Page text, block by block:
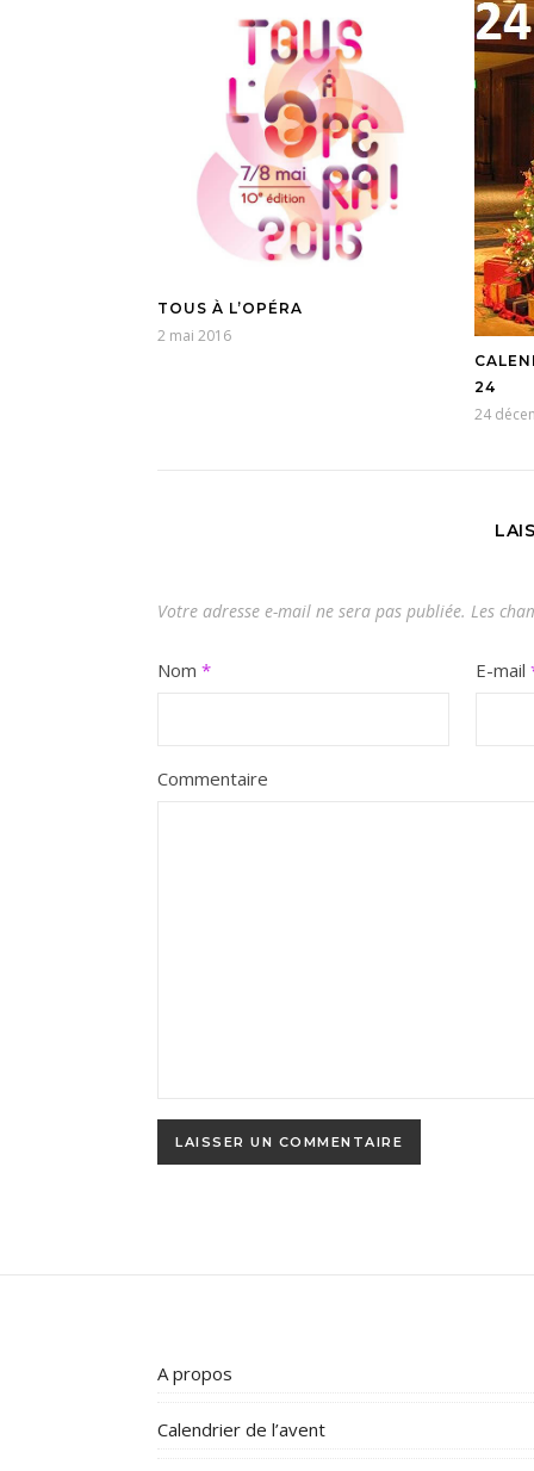
TOUS À L’OPÉRA
2 mai 2016
24
24
Votre adresse e-mail ne sera pas publiée. Les
Nom * E-mail
Commentaire
A propos
Calendrier de l’avent